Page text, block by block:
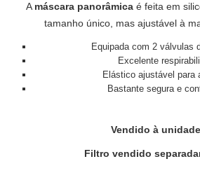
A máscara panorâmica é feita em
tamanho único, mas ajustável à
Equipada com 2 válvulas
Excelente
Elástico ajustável para
Bastante segura e
Vendido à
Filtro vendido